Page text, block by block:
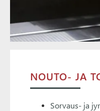
NOUTO- JA
Sorvaus- ja